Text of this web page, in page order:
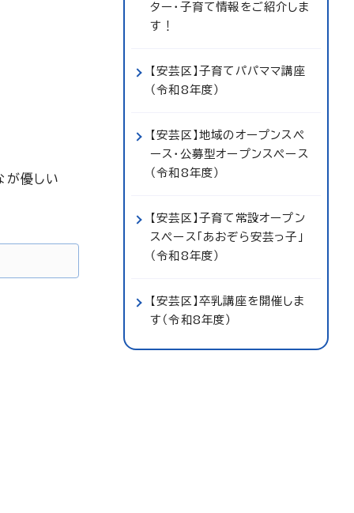
が優しい
ター・子育て情報をご紹介しま
す！
【安芸区】子育てパパママ講座
（令和8年度）
【安芸区】地域のオープンスペ
ース・公募型オープンスペース
（令和8年度）
【安芸区】子育て常設オープン
スペース「あおぞら安芸っ子」
（令和8年度）
【安芸区】卒乳講座を開催しま
す（令和8年度）